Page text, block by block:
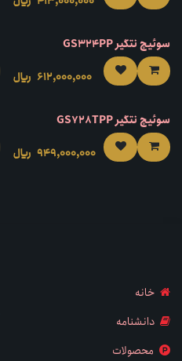
سوئیچ نتگیر GS324PP
612,000,000 ﷼
سوئیچ نتگیر GS728TPP
949,000,000﷼
خانه
دانشنامه
محصولات